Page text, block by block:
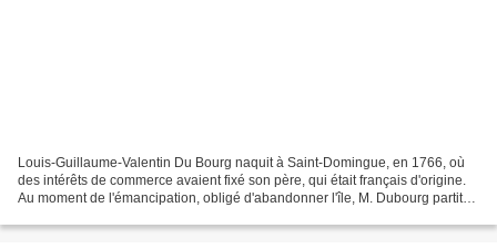
Louis-Guillaume-Valentin Du Bourg naquit à Saint-Domingue, en 1766, où
des intérêts de commerce avaient fixé son père, qui était français d'origine.
Au moment de l'émancipation, obligé d'abandonner l'île, M. Dubourg partit